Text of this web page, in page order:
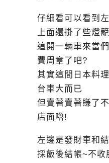
仔細看可以看到
上面還掛了些燈籠
這開一輛車來當
費周章了吧?
其實這間日本料
台車大而已
但賣著賣著賺了
店面嚕!
左邊是發財車和
採飯後結帳~不收